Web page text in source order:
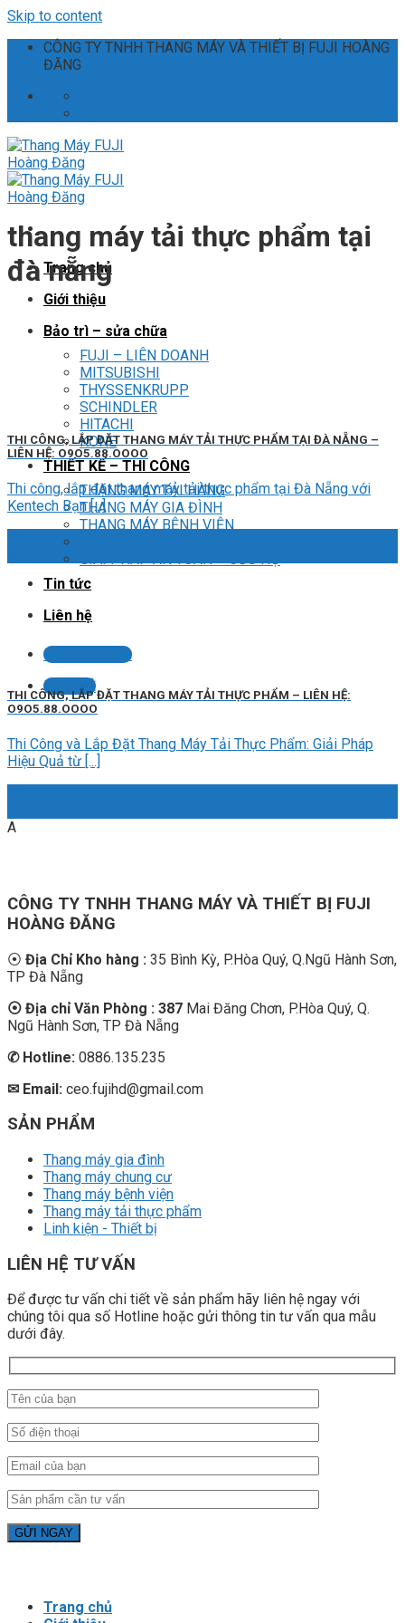
Skip to content
CÔNG TY TNHH THANG MÁY VÀ THIẾT BỊ FUJI HOÀNG
ĐĂNG
Trang chủ
Giới thiệu
Bảo trì – sửa chữa
FUJI – LIÊN DOANH
MITSUBISHI
THYSSENKRUPP
SCHINDLER
HITACHI
KONE
THIẾT KẾ – THI CÔNG
THANG MÁY TẢI HÀNG
THANG MÁY GIA ĐÌNH
THANG MÁY BỆNH VIỆN
GIẢI PHÁP AN TOÀN – CỨU HỘ
Tin tức
Liên hệ
Liên hệ tư vấn
LIÊN HỆ
thang máy tải thực phẩm tại
đà nẵng
THI CÔNG, LẮP ĐẶT THANG MÁY TẢI THỰC PHẨM TẠI ĐÀ NẴNG –
LIÊN HỆ: O9O5.88.OOOO
Thi công, lắp đặt thang máy tải thực phẩm tại Đà Nẵng với
Kentech Bạn [...]
THI CÔNG, LẮP ĐẶT THANG MÁY TẢI THỰC PHẨM – LIÊN HỆ:
O9O5.88.OOOO
Thi Công và Lắp Đặt Thang Máy Tải Thực Phẩm: Giải Pháp
Hiệu Quả từ [...]
A
CÔNG TY TNHH THANG MÁY VÀ THIẾT BỊ FUJI
HOÀNG ĐĂNG
⦿ Địa Chỉ Kho hàng : 35 Bình Kỳ, P.Hòa Quý, Q.Ngũ Hành Sơn,
TP Đà Nẵng
⦿ Địa chỉ Văn Phòng : 387 Mai Đăng Chơn, P.Hòa Quý, Q.
Ngũ Hành Sơn, TP Đà Nẵng
✆Hotline: 0886.135.235
✉ Email: ceo.fujihd@gmail.com
SẢN PHẨM
Thang máy gia đình
Thang máy chung cư
Thang máy bệnh viện
Thang máy tải thực phẩm
Linh kiện - Thiết bị
LIÊN HỆ TƯ VẤN
Để được tư vấn chi tiết về sản phẩm hãy liên hệ ngay với
chúng tôi qua số Hotline hoặc gửi thông tin tư vấn qua mẫu
dưới đây.
Trang chủ